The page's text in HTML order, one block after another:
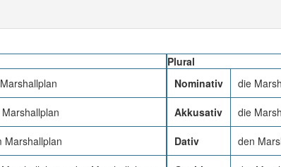
Marshallplan
Plural
Nominativ
die
Akkusativ die
Dativ den